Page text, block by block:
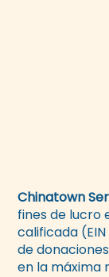
Chinatown
fines de lucro
calificada
de
en la máxima